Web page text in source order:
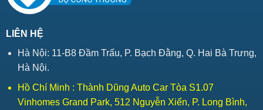
LIÊN HỆ
Hà Nội: 11-B8 Đầm Trấu, P. Bạch Đằng, Q. Hai Bà Trưng,
Hà Nội.
Hồ Chí Minh : Thành Dũng Auto Car Tòa S1.07
Vinhomes Grand Park, 512 Nguyễn Xiển, P. Long Bình,